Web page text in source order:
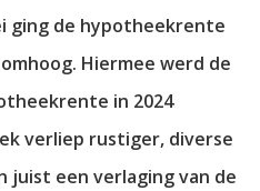
ging de hypotheekrente
Hiermee werd de
in 2024
verliep rustiger, diverse
juist een verlaging van de